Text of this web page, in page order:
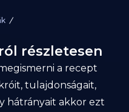
részletesen
a recept
tulajdonságait,
hátrányait akkor ezt